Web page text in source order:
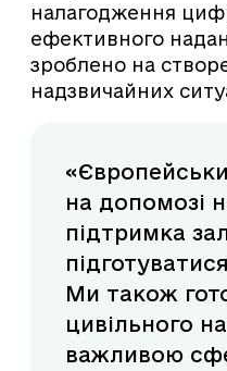
налагодження
ефективного
зроблено на
надзвичайних
на допомозі
підтримка
Ми також
цивільного
важливою